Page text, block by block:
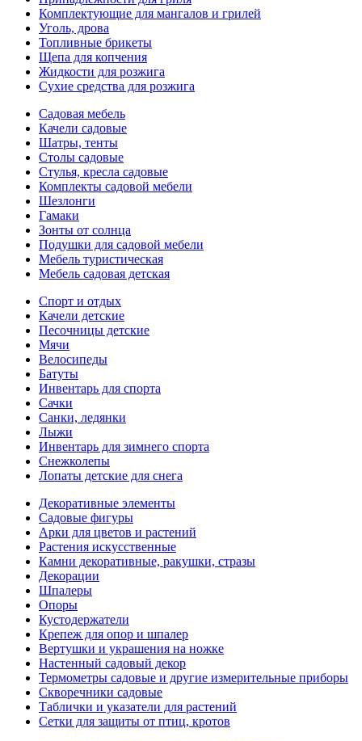
Комплектующие для мангалов и грилей
Уголь, дрова
Топливные брикеты
Щепа для копчения
Жидкости для розжига
Сухие средства для розжига
Садовая мебель
Качели садовые
Шатры, тенты
Столы садовые
Стулья, кресла садовые
Комплекты садовой мебели
Шезлонги
Гамаки
Зонты от солнца
Подушки для садовой мебели
Мебель туристическая
Мебель садовая детская
Спорт и отдых
Качели детские
Песочницы детские
Мячи
Велосипеды
Батуты
Инвентарь для спорта
Сачки
Санки, ледянки
Лыжи
Инвентарь для зимнего спорта
Снежколепы
Лопаты детские для снега
Декоративные элементы
Садовые фигуры
Арки для цветов и растений
Растения искусственные
Камни декоративные, ракушки, стразы
Декорации
Шпалеры
Опоры
Кустодержатели
Крепеж для опор и шпалер
Вертушки и украшения на ножке
Настенный садовый декор
Термометры садовые и другие измерительные приборы
Скворечники садовые
Таблички и указатели для растений
Сетки для защиты от птиц, кротов